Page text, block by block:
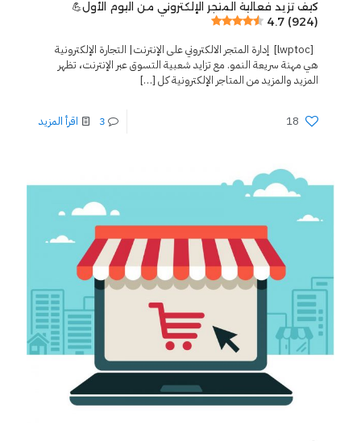
كيف تزيد فعالية المتجر الإلكتروني من اليوم الأول💪
4.7 (924)
[lwptoc] إدارة المتجر الالكتروني على الإنترنت| التجارة الإلكترونية
هي مهنة سريعة النمو. مع تزايد شعبية التسوق عبر الإنترنت، تظهر
المزيد والمزيد من المتاجر الإلكترونية كل […]
18
3 اقرأ المزيد